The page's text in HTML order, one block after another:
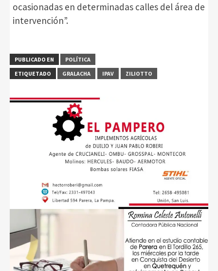
ocasionadas en determinadas calles del área de
intervención”.
PUBLICADO EN
POLÍTICA
ETIQUETADO
GRALACHA IPAV ZILIOTTO